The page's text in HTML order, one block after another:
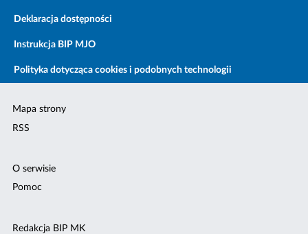
Deklaracja dostępności
Instrukcja BIP MJO
Polityka dotycząca cookies i podobnych technologii
Mapa strony
RSS
O serwisie
Pomoc
Redakcja BIP MK